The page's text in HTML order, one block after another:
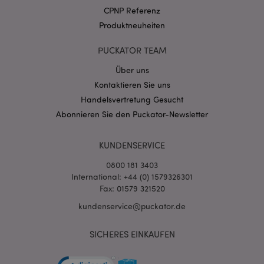
CPNP Referenz
Produktneuheiten
PUCKATOR TEAM
Über uns
Kontaktieren Sie uns
Handelsvertretung Gesucht
Abonnieren Sie den Puckator-Newsletter
KUNDENSERVICE
0800 181 3403
International: +44 (0) 1579326301
Fax: 01579 321520
kundenservice@puckator.de
SICHERES EINKAUFEN
mage-cache-storage-section-
invalidation